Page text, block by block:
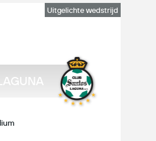
Uitgelichte wedstrijd